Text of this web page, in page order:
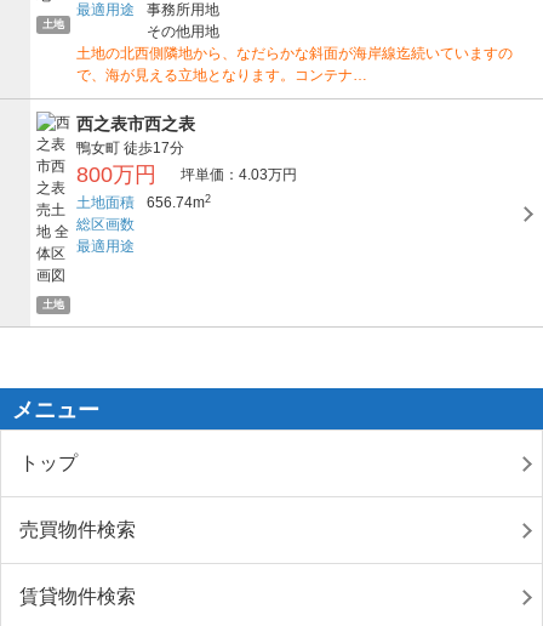
土地
最適用途
事務所用地
その他用地
土地の北西側隣地から、なだらかな斜面が海岸線迄続いていますの
で、海が見える立地となります。コンテナ…
土地
西之表市西之表
鴨女町 徒歩17分
800万円
坪単価：4.03万円
土地面積
656.74m2
総区画数
最適用途
メニュー
トップ
売買物件検索
賃貸物件検索